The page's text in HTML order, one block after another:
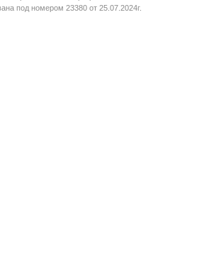
под номером 23380 от 25.07.2024г.